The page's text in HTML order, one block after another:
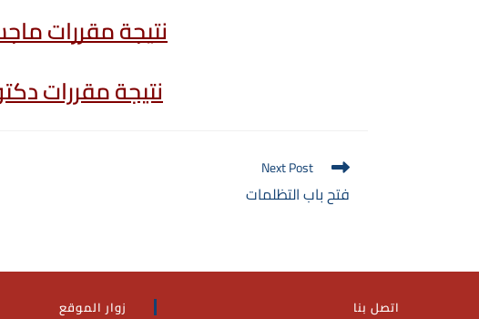
نتيجة مقررات
نتيجة مقررات
Next Post
فتح باب التظلمات
زوار الموقع اتصل بنا